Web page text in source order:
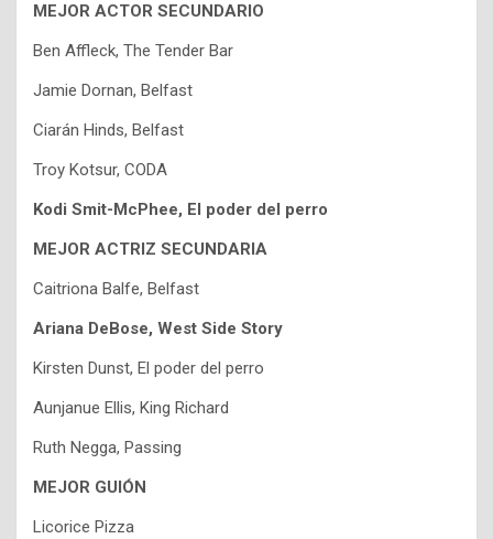
MEJOR ACTOR SECUNDARIO
Ben Affleck, The Tender Bar
Jamie Dornan, Belfast
Ciarán Hinds, Belfast
Troy Kotsur, CODA
Kodi Smit-McPhee, El poder del perro
MEJOR ACTRIZ SECUNDARIA
Caitriona Balfe, Belfast
Ariana DeBose, West Side Story
Kirsten Dunst, El poder del perro
Aunjanue Ellis, King Richard
Ruth Negga, Passing
MEJOR GUIÓN
Licorice Pizza